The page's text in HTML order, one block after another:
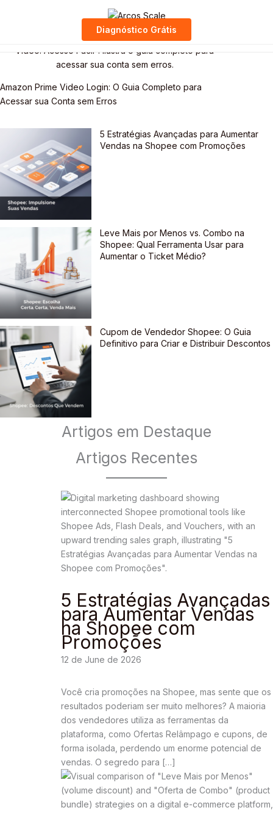
Diagnóstico Grátis
Amazon Prime Video Login: O Guia Completo para
Acessar sua Conta sem Erros
5 Estratégias Avançadas para Aumentar
Vendas na Shopee com Promoções
Leve Mais por Menos vs. Combo na
Shopee: Qual Ferramenta Usar para
Aumentar o Ticket Médio?
Cupom de Vendedor Shopee: O Guia
Definitivo para Criar e Distribuir Descontos
Artigos em Destaque
Artigos Recentes
5 Estratégias Avançadas
para Aumentar Vendas
na Shopee com
Promoções
12 de June de 2026
Você cria promoções na Shopee, mas sente que os
resultados poderiam ser muito melhores? A maioria
dos vendedores utiliza as ferramentas da
plataforma, como Ofertas Relâmpago e cupons, de
forma isolada, perdendo um enorme potencial de
vendas. O segredo para […]